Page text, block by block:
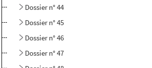
Dossier n° 44
Dossier n° 45
Dossier n° 46
Dossier n° 47